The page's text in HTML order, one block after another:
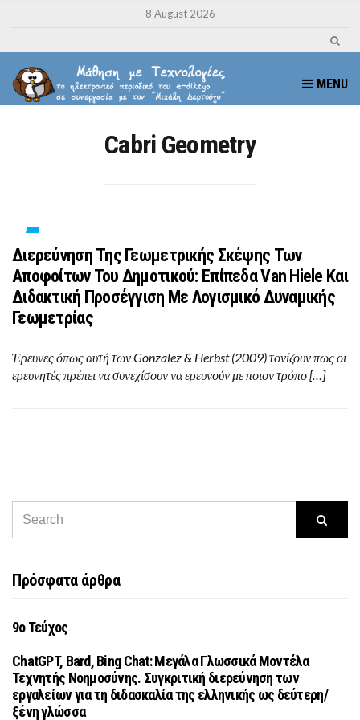
8 August 2026
MENU
Cabri Geometry
Διερεύνηση Της Γεωμετρικής Σκέψης Των
Αποφοίτων Του Δημοτικού: Επίπεδα Van Hiele Και
Διδακτική Προσέγγιση Με Λογισμικό Δυναμικής
Γεωμετρίας
Έρευνες όπως αυτή των Gonzalez & Herbst (2009) τονίζουν πως οι
ερευνητές πρέπει να συνεχίσουν να ερευνούν με ποιον τρόπο […]
Πρόσφατα άρθρα
9o Τεύχος
ChatGPT, Bard, Bing Chat: Μεγάλα Γλωσσικά Μοντέλα
Τεχνητής Νοημοσύνης. Συγκριτική διερεύνηση των
εργαλείων για τη διδασκαλία της ελληνικής ως δεύτερη/
ξένη γλώσσα